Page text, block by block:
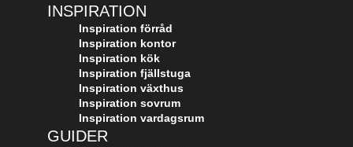
INSPIRATION
Inspiration förråd
Inspiration kontor
Inspiration kök
Inspiration fjällstuga
Inspiration växthus
Inspiration sovrum
Inspiration vardagsrum
GUIDER